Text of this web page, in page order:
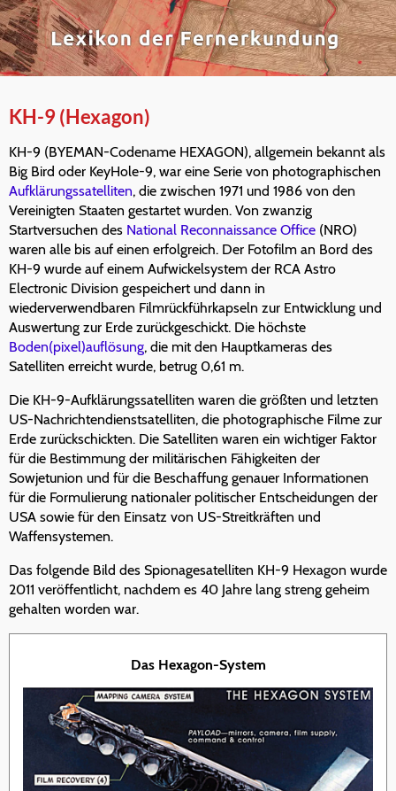
KH-9 (Hexagon)
KH-9 (BYEMAN-Codename HEXAGON), allgemein bekannt als
Big Bird oder KeyHole-9, war eine Serie von photographischen
Aufklärungssatelliten, die zwischen 1971 und 1986 von den
Vereinigten Staaten gestartet wurden. Von zwanzig
Startversuchen des National Reconnaissance Office (NRO)
waren alle bis auf einen erfolgreich. Der Fotofilm an Bord des
KH-9 wurde auf einem Aufwickelsystem der RCA Astro
Electronic Division gespeichert und dann in
wiederverwendbaren Filmrückführkapseln zur Entwicklung und
Auswertung zur Erde zurückgeschickt. Die höchste
Boden(pixel)auflösung, die mit den Hauptkameras des
Satelliten erreicht wurde, betrug 0,61 m.
Die KH-9-Aufklärungssatelliten waren die größten und letzten
US-Nachrichtendienstsatelliten, die photographische Filme zur
Erde zurückschickten. Die Satelliten waren ein wichtiger Faktor
für die Bestimmung der militärischen Fähigkeiten der
Sowjetunion und für die Beschaffung genauer Informationen
für die Formulierung nationaler politischer Entscheidungen der
USA sowie für den Einsatz von US-Streitkräften und
Waffensystemen.
Das folgende Bild des Spionagesatelliten KH-9 Hexagon wurde
2011 veröffentlicht, nachdem es 40 Jahre lang streng geheim
gehalten worden war.
Das Hexagon-System